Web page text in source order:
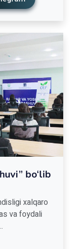
bo‘lib
xalqaro
va foydali